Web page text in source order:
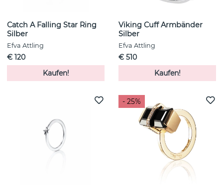
Catch A Falling Star Ring
Silber
Efva Attling
€ 120
Kaufen!
Viking Cuff Armbänder
Silber
Efva Attling
€ 510
Kaufen!
- 25%